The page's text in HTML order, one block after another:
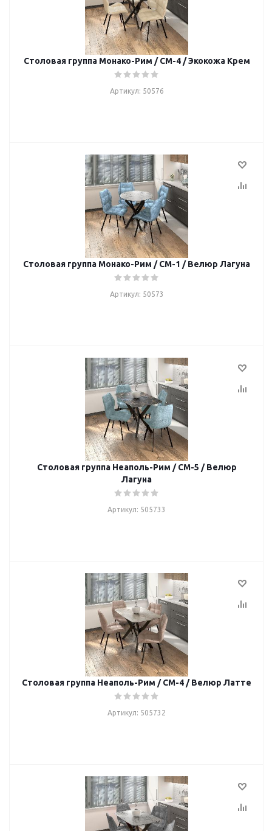
Столовая группа Монако-Рим / СМ-4 / Экокожа Крем
Артикул: 50576
Столовая группа Монако-Рим / СМ-1 / Велюр Лагуна
Артикул: 50573
Столовая группа Неаполь-Рим / СМ-5 / Велюр
Лагуна
Артикул: 505733
Столовая группа Неаполь-Рим / СМ-4 / Велюр Латте
Артикул: 505732